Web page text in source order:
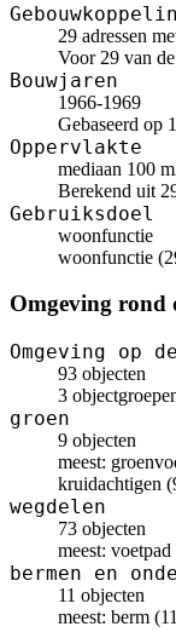
29 adressen
Voor 29 van
Bouwjaren
1966-1969
Gebaseerd op
Oppervlakte
mediaan 100
Berekend uit
Gebruiksdoel
woonfunctie
woonfunctie
Omgeving rond
Omgeving op
93 objecten
3
groen
9 objecten
meest:
kruidachtigen
wegdelen
73 objecten
meest:
bermen en
11 objecten
meest: berm